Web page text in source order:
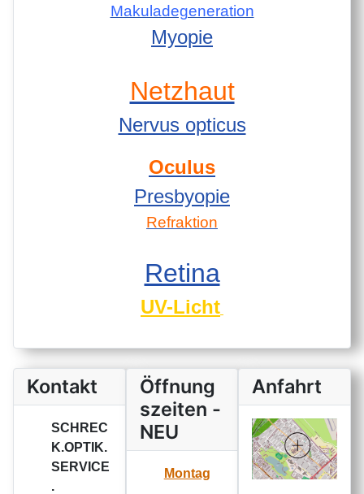
Makuladegeneration
Myopie
Netzhaut
Nervus opticus
Oculus
Presbyopie
Refraktion
Retina
UV-Licht
Kontakt
SCHREC
K.OPTIK.
SERVICE
.
Öffnung
szeiten -
NEU
Montag
Anfahrt